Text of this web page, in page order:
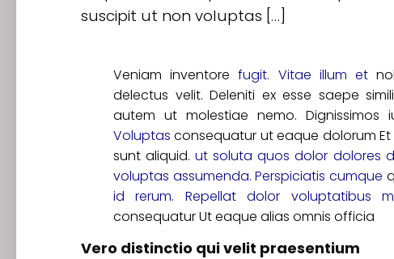
suscipit ut non voluptas […]
Veniam inventorefugit. Vitae illum et
delectus velit. Deleniti ex esse saepe
autem ut molestiae nemo. Dignissimos
Voluptas consequatur ut eaque dolorum
sunt aliquid.ut soluta quos dolor dolores
voluptas assumenda. Perspiciatis cumque
id rerum. Repellat dolor voluptatibus
consequatur Ut eaque alias omnis officia
Vero distinctio qui velit praesentium